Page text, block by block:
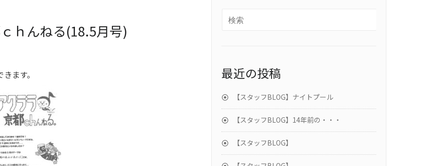
ｈんねる(18.5月号)
ます。 最近の投稿
【スタッフBLOG】ナイトプール
【スタッフBLOG】14年前の・・・
【スタッフBLOG】